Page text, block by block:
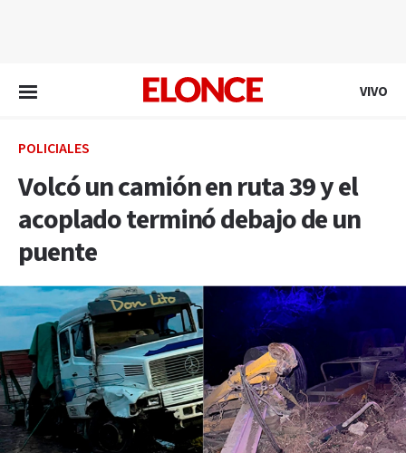
VIVO
POLICIALES
Volcó un camión en ruta 39 y el
acoplado terminó debajo de un
puente